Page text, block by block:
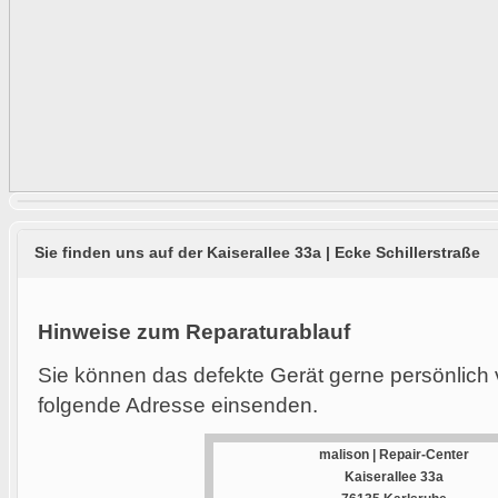
Sie finden uns auf der Kaiserallee 33a | Ecke Schillerstraße
Hinweise zum Reparaturablauf
Sie können das defekte Gerät gerne
folgende Adresse einsenden.
malison | Repair-Center
Kaiserallee 33a